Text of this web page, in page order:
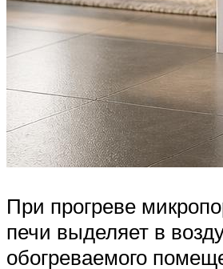
При прогреве
печи выделяет в
обогреваемого